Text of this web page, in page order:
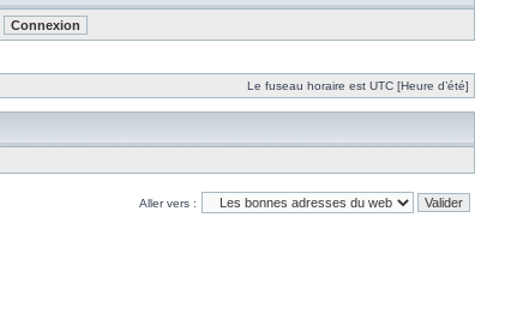
Le fuseau horaire est UTC [Heure d’été]
Aller vers :